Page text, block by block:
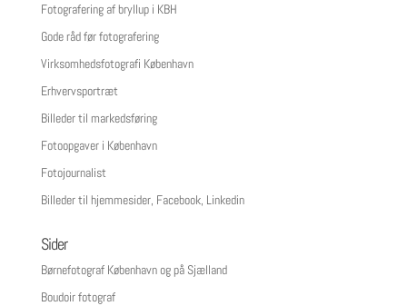
Fotografering af bryllup i KBH
Gode råd før fotografering
Virksomhedsfotografi København
Erhvervsportræt
Billeder til markedsføring
Fotoopgaver i København
Fotojournalist
Billeder til hjemmesider, Facebook, Linkedin
Sider
Børnefotograf København og på Sjælland
Boudoir fotograf